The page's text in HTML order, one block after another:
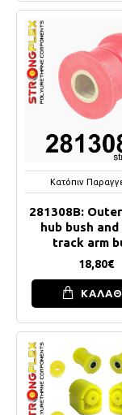
Κατόπιν
281308B:
hub bush
track arm
18,80€